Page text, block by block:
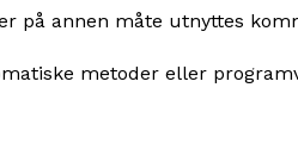
på annen måte utnyttes
metoder eller